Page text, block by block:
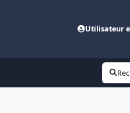
Utilisateur